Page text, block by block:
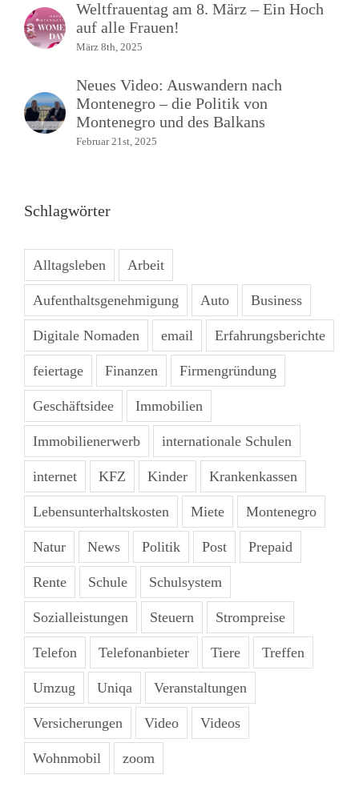
Weltfrauentag am 8. März – Ein Hoch
auf alle Frauen!
März 8th, 2025
Neues Video: Auswandern nach
Montenegro – die Politik von
Montenegro und des Balkans
Februar 21st, 2025
Schlagwörter
Alltagsleben Arbeit
Aufenthaltsgenehmigung Auto Business
Digitale Nomaden email Erfahrungsberichte
feiertage Finanzen Firmengründung
Geschäftsidee Immobilien
Immobilienerwerb internationale Schulen
internet KFZ Kinder Krankenkassen
Lebensunterhaltskosten Miete Montenegro
Natur News Politik Post Prepaid
Rente Schule Schulsystem
Sozialleistungen Steuern Strompreise
Telefon Telefonanbieter Tiere Treffen
Umzug Uniqa Veranstaltungen
Versicherungen Video Videos
Wohnmobil zoom